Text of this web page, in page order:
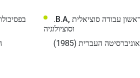
.B.A, תואר ראשון עבודה סוציאלית
וסוציולוגיה